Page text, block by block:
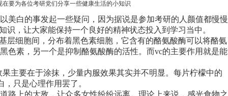
要为各位考研党们分享一些健康生活的小知识
白的事发起一些疑问，因为据说是参加考研的人颜值都慢慢
，让大家能保持一个良好的精神状态投入到学习当中。
细胞间，分布着黑色素细胞，它含有的酪氨酸酶可以将酪氨
色素，另一个是抑制酪氨酸酶的活性。而vc的主要作用就是能
要在于涂抹，少量内服效果其实并不明显。每片柠檬中的
只是心理作用罢了。
上的大敌，让众多女性纷纷远离。理论上来说，感光食物之